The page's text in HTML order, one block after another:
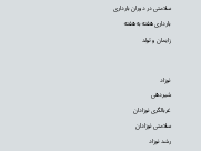
نوزاد
شیردهی
غربالگری نوزادان
سلامتی نوزادان
رشد نوزاد
سلامتی در دوران بارداری
بارداری هفته به هفته
زایمان و تولد